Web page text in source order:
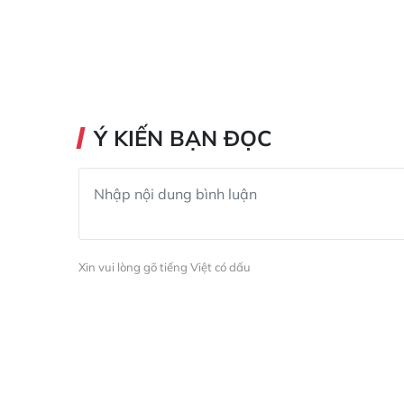
Ý KIẾN BẠN ĐỌC
Xin vui lòng gõ tiếng Việt có dấu